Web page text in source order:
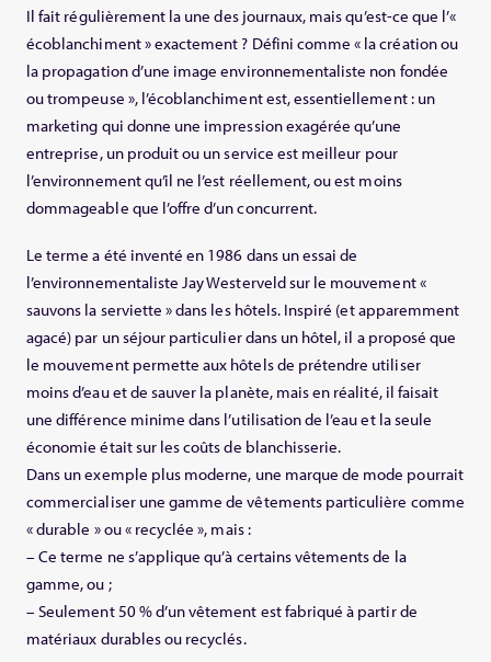
Il fait régulièrement la une des journaux, mais qu’est-ce que l’«
écoblanchiment » exactement ? Défini comme « la création ou
la propagation d’une image environnementaliste non fondée
ou trompeuse », l’écoblanchiment est, essentiellement : un
marketing qui donne une impression exagérée qu’une
entreprise, un produit ou un service est meilleur pour
l’environnement qu’il ne l’est réellement, ou est moins
dommageable que l’offre d’un concurrent.
Le terme a été inventé en 1986 dans un essai de
l’environnementaliste Jay Westerveld sur le mouvement «
sauvons la serviette » dans les hôtels. Inspiré (et apparemment
agacé) par un séjour particulier dans un hôtel, il a proposé que
le mouvement permette aux hôtels de prétendre utiliser
moins d’eau et de sauver la planète, mais en réalité, il faisait
une différence minime dans l’utilisation de l’eau et la seule
économie était sur les coûts de blanchisserie.
Dans un exemple plus moderne, une marque de mode pourrait
commercialiser une gamme de vêtements particulière comme
« durable » ou « recyclée », mais :
– Ce terme ne s’applique qu’à certains vêtements de la
gamme, ou ;
– Seulement 50 % d’un vêtement est fabriqué à partir de
matériaux durables ou recyclés.